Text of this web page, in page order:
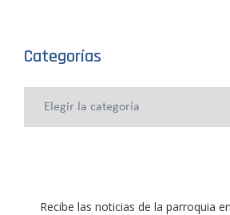
Categorías
Recibe las noticias de la parroquia